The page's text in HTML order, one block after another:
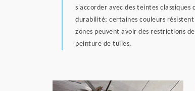
s'accorder avec des teintes
durabilité; certaines couleurs
zones peuvent avoir des restrictions
peinture de tuiles.